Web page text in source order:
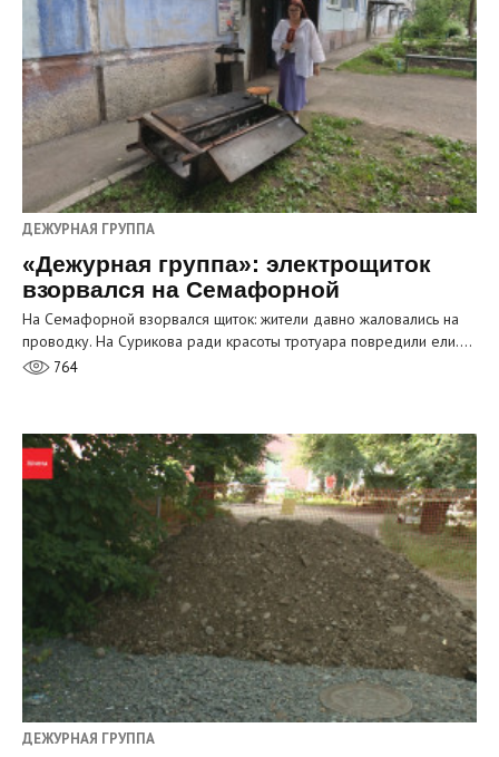
ДЕЖУРНАЯ ГРУППА
«Дежурная группа»: электрощиток
взорвался на Семафорной
На Семафорной взорвался щиток: жители давно жаловались на
проводку. На Сурикова ради красоты тротуара повредили ели.…
764
ДЕЖУРНАЯ ГРУППА